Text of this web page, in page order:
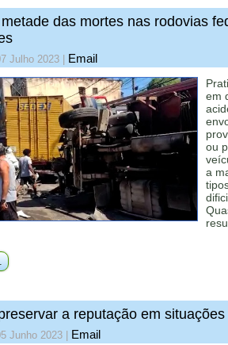
das mortes nas rodovias
Julho 2023 Email
em
ou
a
a reputação em
Junho 2023 Email